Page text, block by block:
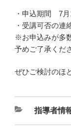
・申込期間 7月
・受講可否の
※お申込みが多
予めご了承くだ
ぜひご検討のほ
カ
テ
指導者情